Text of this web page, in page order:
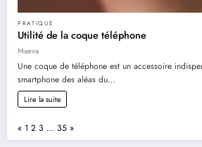
PRATIQUE
Utilité de la coque téléphone
Maeva
Une coque de téléphone est un accessoire
smartphone des aléas du…
Lire la suite
Page:
Previous
« 1 2 3 … 35 Next
»